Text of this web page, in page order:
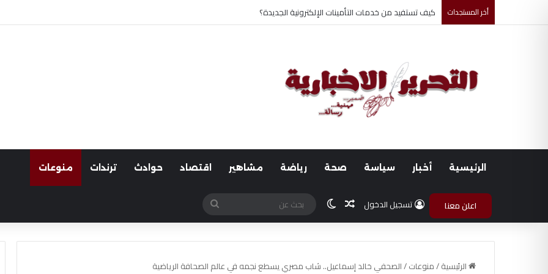
أخر المستجدات أحمد جابر حسين طه معلم القرآن لغير الناطقين من أسوان
الرئيسية أخبار سياسة صحة رياضة مشاهير اقتصاد حوادث ترندات منوعات
اعلن معنا تسجيل الدخول مقال عشوائي
الوضع المظلم
عن
الرئيسية/منوعات/الصحفي خالد إسماعيل.. شاب مصري يسطع نجمه في عالم الصحافة الرياضية